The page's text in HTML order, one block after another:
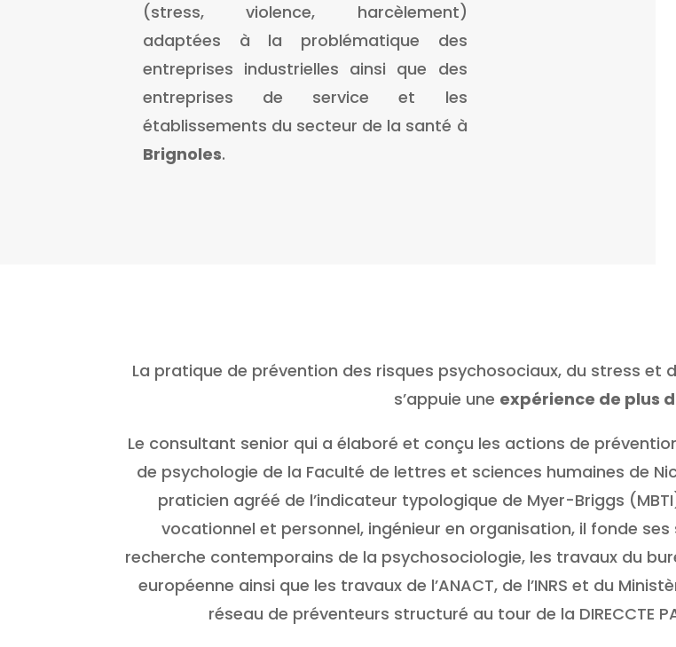
(stress, violence, harcèlement)
adaptées à la problématique des
entreprises industrielles ainsi que des
entreprises de service et les
établissements du secteur de la santé à
Brignoles.
La pratique de prévention des risques psychosociaux, du stress et
s’appuie une expérience de plus
Le consultant senior qui a élaboré et conçu les actions de
de psychologie de la Faculté de lettres et sciences humaines de
praticien agréé de l’indicateur typologique de Myer-Briggs
vocationnel et personnel, ingénieur en organisation, il fonde
recherche contemporains de la psychosociologie, les travaux du
européenne ainsi que les travaux de l’ANACT, de l’INRS et du
réseau de préventeurs structuré au tour de la DIRECCTE